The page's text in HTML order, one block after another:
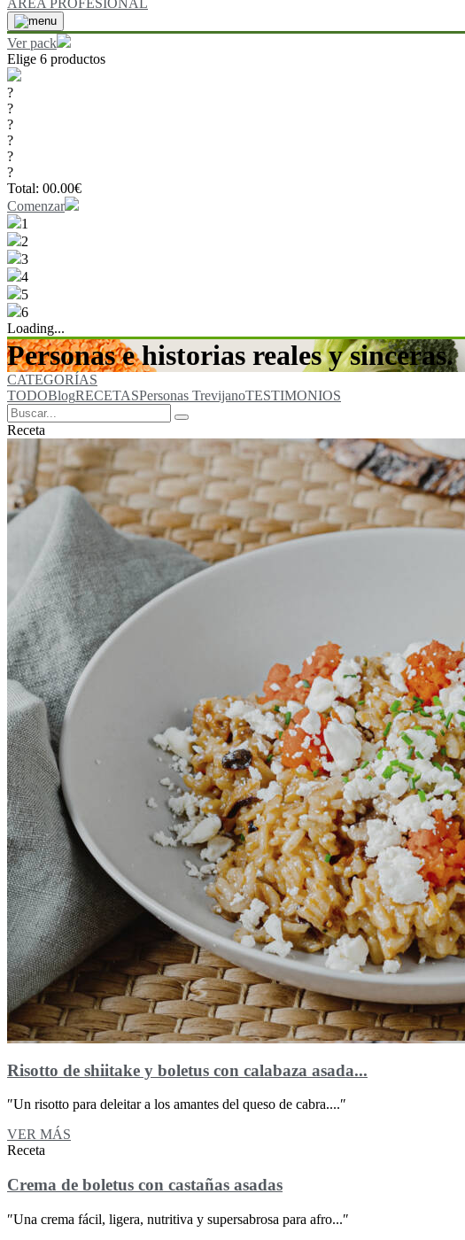
ÁREA PROFESIONAL
Ver pack
Elige 6 productos
?
?
?
?
?
?
Total: 00.00€
Comenzar
1
2
3
4
5
6
Loading...
Personas e historias reales y sinceras.
CATEGORÍAS
TODOBlogRECETASPersonas TrevijanoTESTIMONIOS
Receta
Risotto de shiitake y boletus con calabaza asada...
″Un risotto para deleitar a los amantes del queso de cabra....″
VER MÁS
Receta
Crema de boletus con castañas asadas
″Una crema fácil, ligera, nutritiva y supersabrosa para afro...″